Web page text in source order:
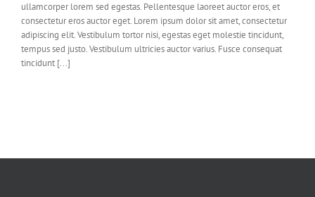
ullamcorper lorem sed egestas. Pellentesque laoreet auctor eros, et
consectetur eros auctor eget. Lorem ipsum dolor sit amet, consectetur
adipiscing elit. Vestibulum tortor nisi, egestas eget molestie tincidunt,
tempus sed justo. Vestibulum ultricies auctor varius. Fusce consequat
tincidunt [...]